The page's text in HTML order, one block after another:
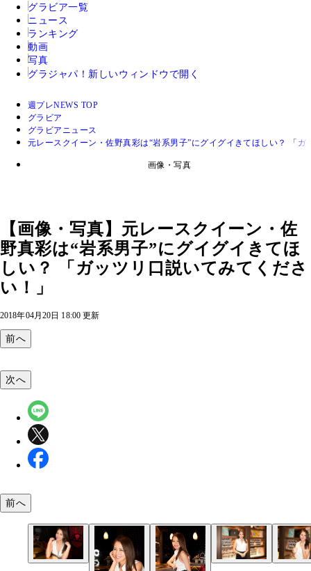
グラビア一覧
ニュース
ランキング
動画
写真
グラジャパ！ 新しいウィンドウで開く
週プレNEWS TOP
グラビア
グラビアニュース
元レースクイーン・佐野真彩は“岩系男子”にグイグイきてほしい？ 「
画像・写真
【画像・写真】元レースクイーン・佐
野真彩は“岩系男子”にグイグイきてほ
しい？ 「ガッツリ口説いてみてくださ
い！」
2018年04月20日 18:00 更新
前へ
次へ
前へ